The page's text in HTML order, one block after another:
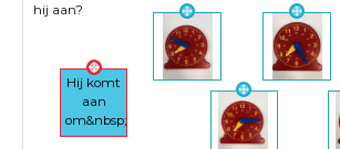
hij aan?
Hij komt
aan
om&nbsp;